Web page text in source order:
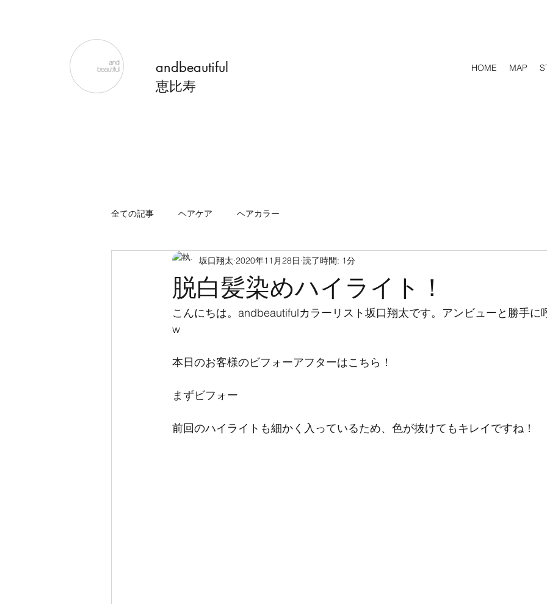
andbeautiful
恵比寿
HOME MAP
全ての記事 ヘアケア ヘアカラー
脱白髪染めハイライト！
坂口翔太 2020年11月28日 読了時間: 1分
こんにちは。andbeautifulカラーリスト坂口翔太です。アンビューと勝手に
w
本日のお客様のビフォーアフターはこちら！
まずビフォー
前回のハイライトも細かく入っているため、色が抜けてもキレイですね！